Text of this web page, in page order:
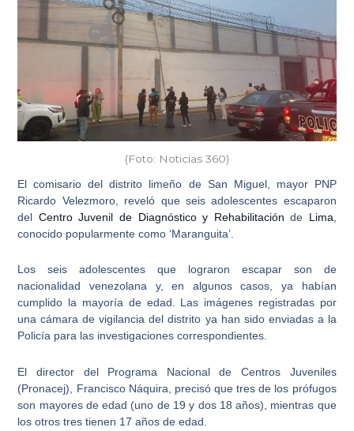
(Foto: Noticias 360)
El comisario del distrito limeño de San Miguel, mayor PNP
Ricardo Velezmoro, reveló que seis adolescentes escaparon
del Centro Juvenil de Diagnóstico y Rehabilitación de Lima
conocido popularmente como ‘Maranguita’.
Los seis adolescentes que lograron escapar son de
nacionalidad venezolana y, en algunos casos, ya habían
cumplido la mayoría de edad. Las imágenes registradas por
una cámara de vigilancia del distrito ya han sido enviadas a la
Policía para las investigaciones correspondientes.
El director del Programa Nacional de Centros Juveniles
(Pronacej), Francisco Náquira, precisó que tres de los prófugos
son mayores de edad (uno de 19 y dos 18 años), mientras que
los otros tres tienen 17 años de edad.